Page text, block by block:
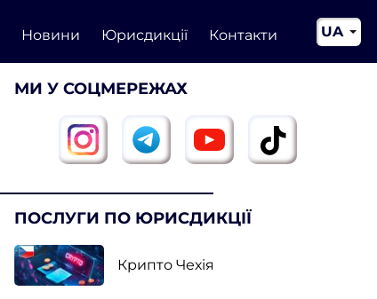
Новини Юрисдикції Контакти
UA
EN
МИ У СОЦМЕРЕЖАХ
ПОСЛУГИ ПО ЮРИСДИКЦІЇ
Крипто Чехія